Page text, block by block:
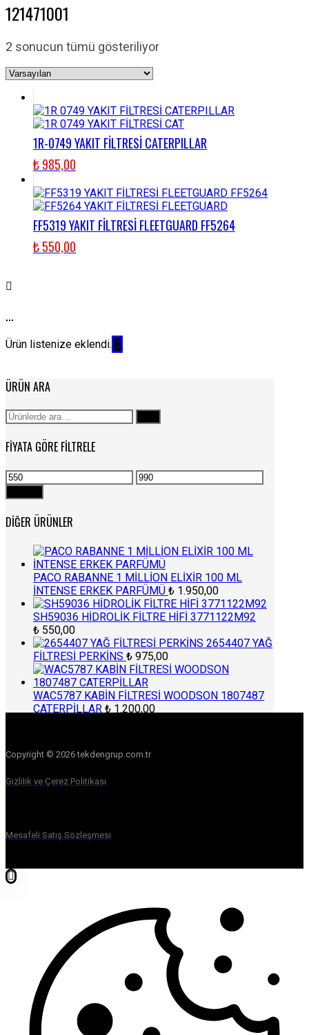
121471001
2 sonucun tümü gösteriliyor
1R-0749 YAKIT FİLTRESİ CATERPILLAR
₺985,00
FF5319 YAKIT FİLTRESİ FLEETGUARD FF5264
₺550,00
...
Ürün listenize eklendi.
ÜRÜN ARA
Ara:
FIYATA GÖRE FILTRELE
En
düşük
fiyat
En
yüksek
DIĞER ÜRÜNLER
PACO RABANNE 1 MİLLİON ELİXİR 100 ML
İNTENSE ERKEK PARFÜMÜ ₺ 1.950,00
SH59036 HİDROLİK FİLTRE HİFİ 3771122M92
₺ 550,00
2654407 YAĞ
FİLTRESİ PERKİNS ₺ 975,00
WAC5787 KABİN FİLTRESİ WOODSON 1807487
CATERPİLLAR ₺ 1.200,00
Copyright © 2026 tekdengrup.com.tr
Gizlilik ve Çerez Politikası
Mesafeli Satış Sözleşmesi